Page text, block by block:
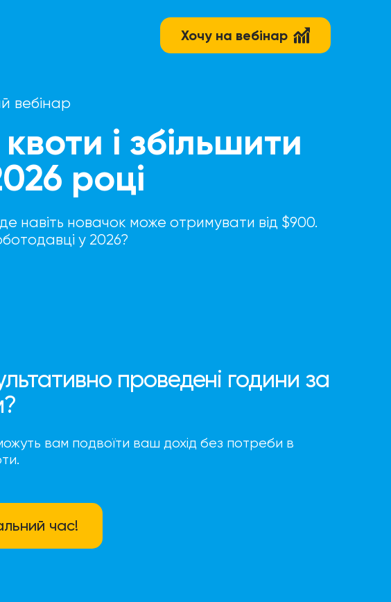
Хочу на вебінар
вебінар
і збільшити
році
навіть новачок може отримувати від $900.
у 2026?
проведені години за
вам подвоїти ваш дохід без потреби в
час!